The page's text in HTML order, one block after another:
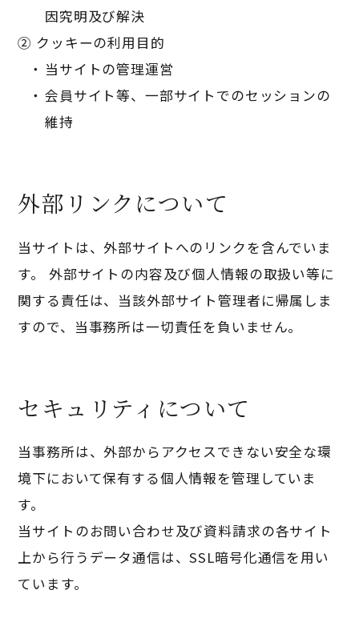
因究明及び解決
② クッキーの利用目的
当サイトの管理運営
会員サイト等、一部サイトでのセッションの
維持
外部リンクについて
当サイトは、外部サイトへのリンクを含んでいま
す。 外部サイトの内容及び個人情報の取扱い等に
関する責任は、当該外部サイト管理者に帰属しま
すので、当事務所は一切責任を負いません。
セキュリティについて
当事務所は、外部からアクセスできない安全な環
境下において保有する個人情報を管理していま
す。
当サイトのお問い合わせ及び資料請求の各サイト
上から行うデータ通信は、SSL暗号化通信を用い
ています。